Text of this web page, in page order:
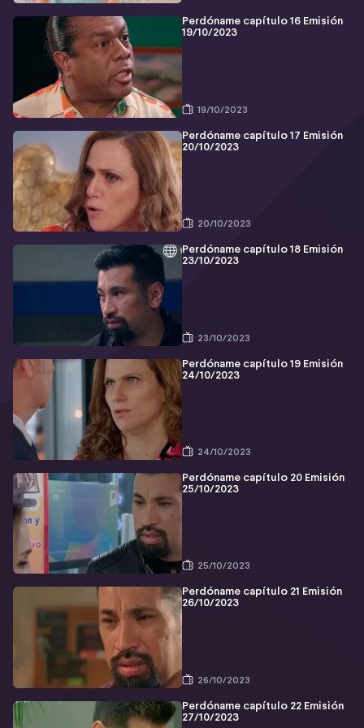
Perdóname capítulo 16 Emisión
19/10/2023
19/10/2023
Perdóname capítulo 17 Emisión
20/10/2023
20/10/2023
Perdóname capítulo 18 Emisión
23/10/2023
23/10/2023
Perdóname capítulo 19 Emisión
24/10/2023
24/10/2023
Perdóname capítulo 20 Emisión
25/10/2023
25/10/2023
Perdóname capítulo 21 Emisión
26/10/2023
26/10/2023
Perdóname capítulo 22 Emisión
27/10/2023